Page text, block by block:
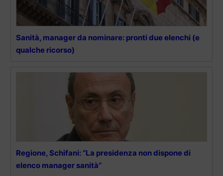
Sanità, manager da nominare: pronti due elenchi (e
qualche ricorso)
Regione, Schifani: “La presidenza non dispone di
elenco manager sanità”